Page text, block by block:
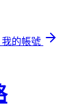
我的帳號